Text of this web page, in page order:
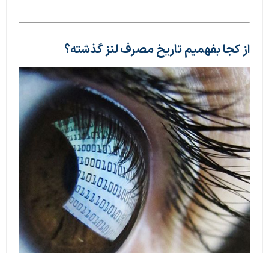
از کجا بفهمیم تاریخ مصرف لنز گذشته؟